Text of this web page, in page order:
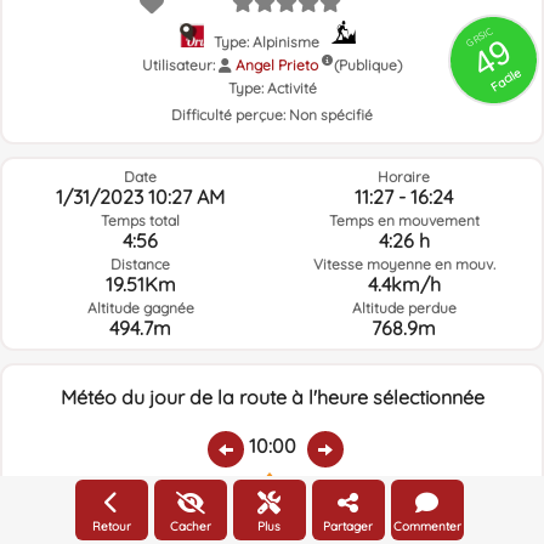
GRSIC
49
Facile
Type: Alpinisme
Utilisateur:
Angel Prieto
(Publique)
Type: Activité
Difficulté perçue: Non spécifié
Date
1/31/2023 10:27 AM
Temps total
4:56
Distance
19.51Km
Altitude gagnée
494.7m
Horaire
11:27 - 16:24
Temps en mouvement
4:26 h
Vitesse moyenne en mouv.
4.4km/h
Altitude perdue
768.9m
Météo du jour de la route à l'heure sélectionnée
10:00
Température:
4.5ºC
Pluie:
0
Humidité relative:
89%
Vitesse vent:
4.3km/h
Direction vent:
Retour Cacher Plus Partager Commenter